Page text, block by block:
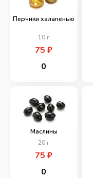
Перчики халапенью
10 г
75₽
0
Маслины
20 г
75₽
0